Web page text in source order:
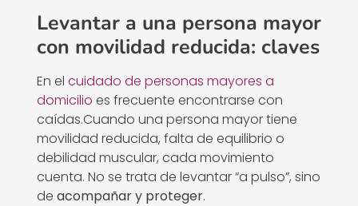
Levantar a una persona mayor
con movilidad reducida: claves
En el cuidado de personas mayores a
domicilio es frecuente encontrarse con
caídas.Cuando una persona mayor tiene
movilidad reducida, falta de equilibrio o
debilidad muscular, cada movimiento
cuenta. No se trata de levantar “a pulso”, sino
de acompañar y proteger.